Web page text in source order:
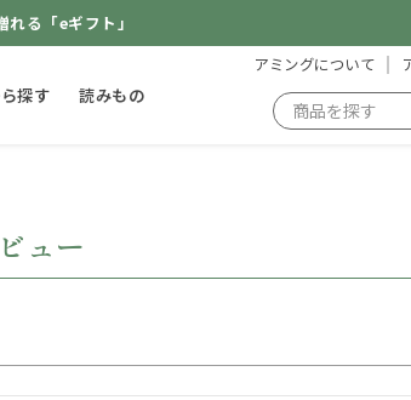
る「eギフト」
探す 読みもの
アミングについて
ュー